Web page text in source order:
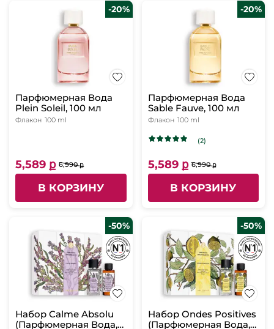
-20%
Парфюмерная Вода
Plein Soleil, 100 мл
Флакон 100 ml
5,589 ք 6,990 ք
В КОРЗИНУ
-20%
Парфюмерная Вода
Sable Fauve, 100 мл
Флакон 100 ml
(2)
5,589 ք 6,990 ք
В КОРЗИНУ
-50%
Набор Calme Absolu
(Парфюмерная Вода,
-50%
Набор Ondes Positives
(Парфюмерная Вода,